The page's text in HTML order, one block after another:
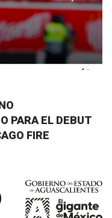
PARA EL DEBUT
FIRE